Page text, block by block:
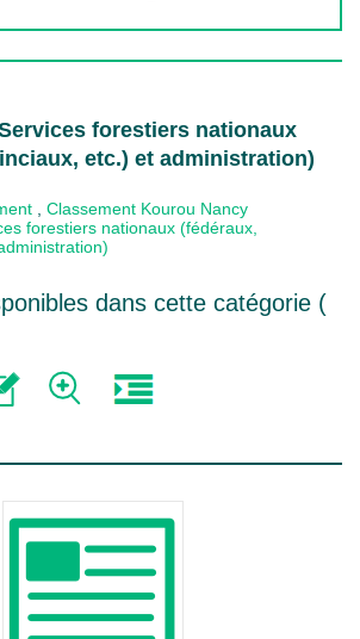
forestiers nationaux
etc.) et administration)
Classement Kourou Nancy
forestiers nationaux (fédéraux,
dans cette catégorie (